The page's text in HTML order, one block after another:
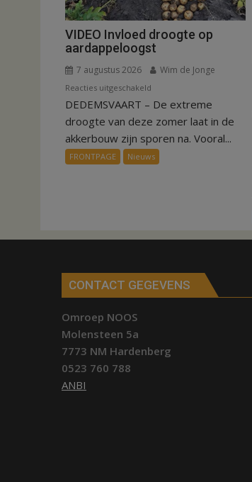
VIDEO Invloed droogte op
aardappeloogst
7 augustus 2026 Wim de Jonge
Reacties uitgeschakeld
VIDEO
Invloed
op
aardappeloogst
DEDEMSVAART – De extreme
droogte van deze zomer laat in de
akkerbouw zijn sporen na. Vooral...
FRONTPAGE Nieuws
CONTACT GEGEVENS
Omroep NOOS
Molensteen 5a
7773 NM Hardenberg
0523 760 788
ANBI